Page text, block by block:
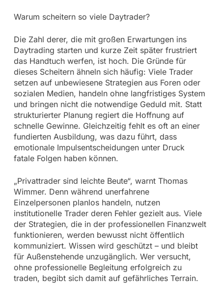
Warum scheitern so viele Daytrader?
Die Zahl derer, die mit großen Erwartungen ins
Daytrading starten und kurze Zeit später frustriert
das Handtuch werfen, ist hoch. Die Gründe für
dieses Scheitern ähneln sich häufig: Viele Trader
setzen auf unbewiesene Strategien aus Foren oder
sozialen Medien, handeln ohne langfristiges System
und bringen nicht die notwendige Geduld mit. Statt
strukturierter Planung regiert die Hoffnung auf
schnelle Gewinne. Gleichzeitig fehlt es oft an einer
fundierten Ausbildung, was dazu führt, dass
emotionale Impulsentscheidungen unter Druck
fatale Folgen haben können.
„Privattrader sind leichte Beute“, warnt Thomas
Wimmer. Denn während unerfahrene
Einzelpersonen planlos handeln, nutzen
institutionelle Trader deren Fehler gezielt aus. Viele
der Strategien, die in der professionellen Finanzwelt
funktionieren, werden bewusst nicht öffentlich
kommuniziert. Wissen wird geschützt – und bleibt
für Außenstehende unzugänglich. Wer versucht,
ohne professionelle Begleitung erfolgreich zu
traden, begibt sich damit auf gefährliches Terrain.